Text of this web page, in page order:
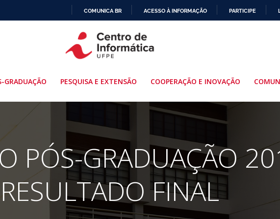
PARA
O
COMUNICA BR ACESSO À INFORMAÇÃO PARTICIPE
GRADUAÇÃO PESQUISA E EXTENSÃO COOPERAÇÃO E INOVAÇÃO
PÓS-GRADUAÇÃO
RESULTADO FINAL